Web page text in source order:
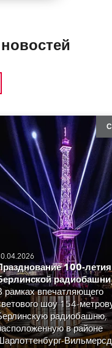
100-летия
радиобашни
рамках впечатляющего
шоу 154-
радиобашню,
в районе